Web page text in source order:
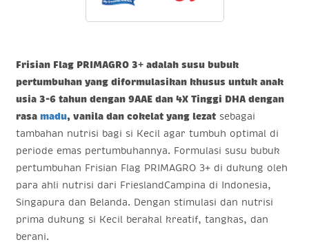
Frisian Flag PRIMAGRO 3+ adalah susu bubuk
pertumbuhan yang diformulasikan khusus untuk anak
usia 3-6 tahun dengan 9AAE dan 4X Tinggi DHA dengan
rasa madu, vanila dan cokelat yang lezat sebagai
tambahan nutrisi bagi si Kecil agar tumbuh optimal di
periode emas pertumbuhannya. Formulasi susu bubuk
pertumbuhan Frisian Flag PRIMAGRO 3+ di dukung oleh
para ahli nutrisi dari FrieslandCampina di Indonesia,
Singapura dan Belanda. Dengan stimulasi dan nutrisi
prima dukung si Kecil berakal kreatif, tangkas, dan
berani.